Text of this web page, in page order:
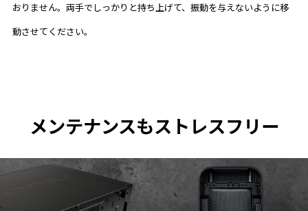
おりません。両手でしっかりと持ち上げて、振動を与えないように移
動させてください。
メンテナンスもストレスフリー